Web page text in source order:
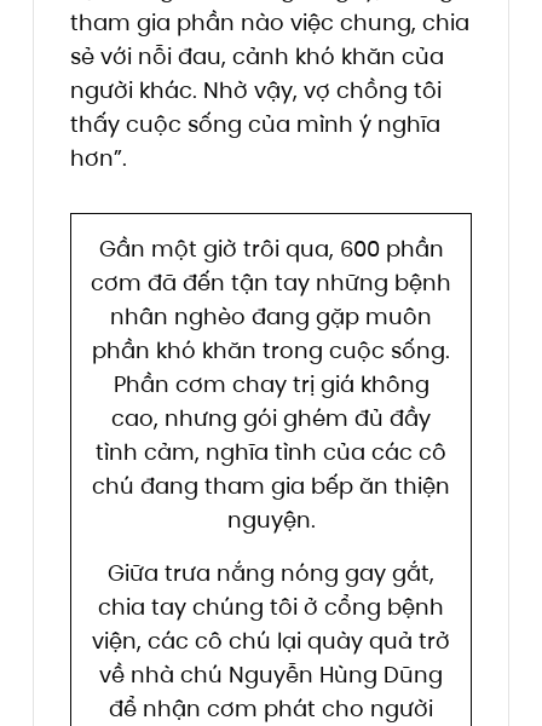
tham gia phần nào việc chung, chia
sẻ với nỗi đau, cảnh khó khăn của
người khác. Nhờ vậy, vợ chồng tôi
thấy cuộc sống của mình ý nghĩa
hơn”.
Gần một giờ trôi qua, 600 phần
cơm đã đến tận tay những bệnh
nhân nghèo đang gặp muôn
phần khó khăn trong cuộc sống.
Phần cơm chay trị giá không
cao, nhưng gói ghém đủ đầy
tình cảm, nghĩa tình của các cô
chú đang tham gia bếp ăn thiện
nguyện.
Giữa trưa nắng nóng gay gắt,
chia tay chúng tôi ở cổng bệnh
viện, các cô chú lại quày quả trở
về nhà chú Nguyễn Hùng Dũng
để nhận cơm phát cho người